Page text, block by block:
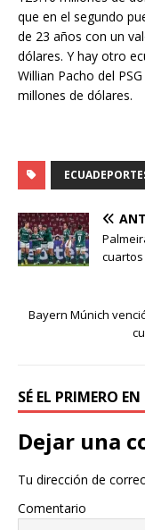
que en el segundo
de 23 años con un
dólares. Y hay otro
Willian Pacho del
millones de dólares.
Bayern Múnich
SÉ EL PRIMERO
Dejar una
Tu dirección de
Comentario